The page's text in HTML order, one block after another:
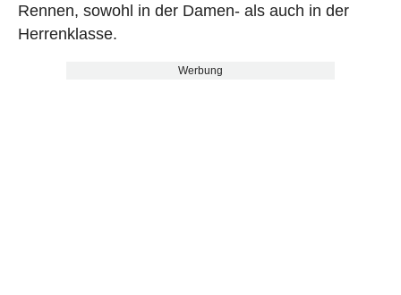
Rennen, sowohl in der Damen- als auch in der
Herrenklasse.
Werbung